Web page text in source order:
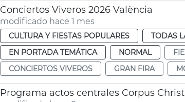
Conciertos Viveros 2026 València
modificado hace 1 mes
CULTURA Y FIESTAS POPULARES TODAS
EN PORTADA TEMÁTICA
NORMAL
CONCIERTOS VIVEROS
GRAN FIRA
Programa actos centrales Corpus